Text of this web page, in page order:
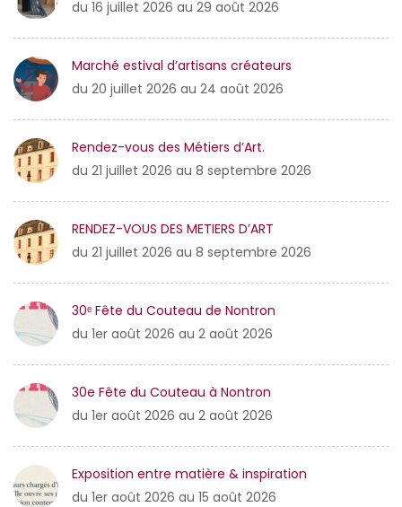
du 16 juillet 2026 au 29 août 2026
Marché estival d’artisans créateurs
du 20 juillet 2026 au 24 août 2026
Rendez-vous des Métiers d’Art.
du 21 juillet 2026 au 8 septembre 2026
RENDEZ-VOUS DES METIERS D’ART
du 21 juillet 2026 au 8 septembre 2026
30ᵉ Fête du Couteau de Nontron
du 1er août 2026 au 2 août 2026
30e Fête du Couteau à Nontron
du 1er août 2026 au 2 août 2026
Exposition entre matière & inspiration
du 1er août 2026 au 15 août 2026